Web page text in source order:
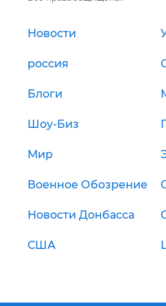
Новости
россия
Блоги
Шоу-Биз
Мир
Военное Обозрение
Новости Донбасса
США